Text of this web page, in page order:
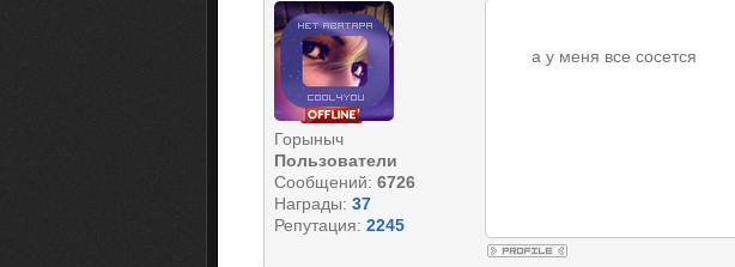
Горыныч
Пользователи
Сообщений: 6726
Награды: 37
Репутация: 2245
а у меня все сосется